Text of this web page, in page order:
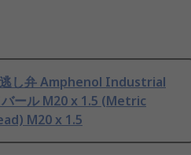
し弁 Amphenol Industrial
バール M20 x 1.5 (Metric
M20 x 1.5